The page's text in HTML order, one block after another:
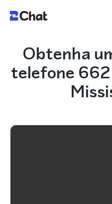
Obtenha
telefone